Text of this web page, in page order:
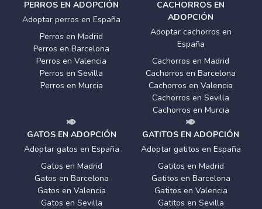
PERROS EN ADOPCIÓN
Adoptar perros en España
Perros en Madrid
Perros en Barcelona
Perros en Valencia
Perros en Sevilla
Perros en Murcia
CACHORROS EN
ADOPCIÓN
Adoptar cachorros en
España
Cachorros en Madrid
Cachorros en Barcelona
Cachorros en Valencia
Cachorros en Sevilla
Cachorros en Murcia
GATOS EN ADOPCIÓN
Adoptar gatos en España
Gatos en Madrid
Gatos en Barcelona
Gatos en Valencia
Gatos en Sevilla
GATITOS EN ADOPCIÓN
Adoptar gatitos en España
Gatitos en Madrid
Gatitos en Barcelona
Gatitos en Valencia
Gatitos en Sevilla